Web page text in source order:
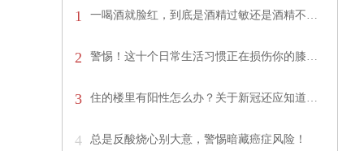
1 一喝酒就脸红，到底是酒精过敏还是酒精不…
2 警惕！这十个日常生活习惯正在损伤你的膝…
3 住的楼里有阳性怎么办？关于新冠还应知道…
4 总是反酸烧心别大意，警惕暗藏癌症风险！